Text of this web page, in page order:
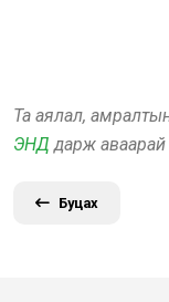
Та аялал,
ЭНД дарж аваарай
Буцах